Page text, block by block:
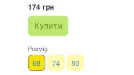
174 грн
Купити
Розмір
68 74 80